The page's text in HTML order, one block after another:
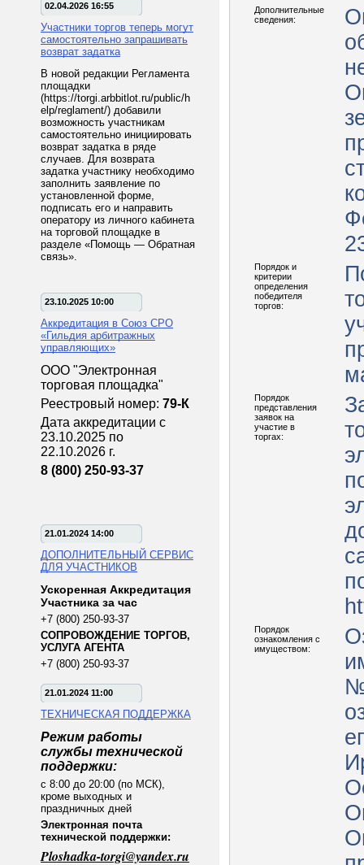
02.04.2026 16:55
Участники торгов теперь могут
самостоятельно запрашивать
возврат задатка
В новой редакции Регламента
площадки
(https://torgi.arbbitlot.ru/public/h
elp/reglament/) добавили
возможность участникам
самостоятельно инициировать
возврат задатка в ряде
случаев. Для возврата
задатка участнику необходимо
заполнить заявление по
установленной форме,
подписать его и направить
оператору из личного кабинета
на торговой площадке в
разделе «Помощь — Обратная
связь».
23.10.2025 10:00
Аккредитация в Союз СРО
«Гильдия арбитражных
управляющих»
ООО "Электронная
торговая площадка"
Реестровый номер: 79-К
Дата аккредитации с
23.10.2025 по
22.10.2026 г.
8 (800) 250-93-37
21.01.2024 14:00
ДОПОЛНИТЕЛЬНЫЙ СЕРВИС
ДЛЯ УЧАСТНИКОВ
Ускоренная Аккредитация
Участника за час
+7 (800) 250-93-37
СОПРОВОЖДЕНИЕ ТОРГОВ,
УСЛУГА АГЕНТА
+7 (800) 250-93-37
21.01.2024 11:00
ТЕХНИЧЕСКАЯ ПОДДЕРЖКА
Режим работы
службы технической
поддержки:
с 8:00 до 20:00 (по МСК),
кроме выходных и
праздничных дней
Электронная почта
технической поддержки:
Ploshadka-torgi@yandex.ru
Дополнительные
сведения:
Порядок и
критерии
определения
победителя
торгов:
Порядок
представления
заявок на
участие в
торгах:
Порядок
ознакомления с
имуществом: